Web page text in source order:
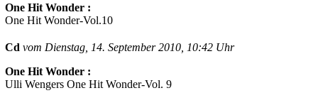
One Hit Wonder :
One Hit Wonder-Vol.10
Cd vom Dienstag, 14. September 2010, 10:42 Uhr
One Hit Wonder :
Ulli Wengers One Hit Wonder-Vol. 9